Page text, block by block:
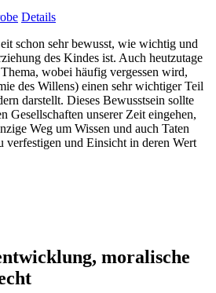
Details
schon sehr bewusst, wie wichtig und
des Kindes ist. Auch heutzutage
wobei häufig vergessen wird,
des Willens) einen sehr wichtiger Teil
darstellt. Dieses Bewusstsein sollte
Gesellschaften unserer Zeit eingehen,
Weg um Wissen und auch Taten
verfestigen und Einsicht in deren Wert
moralische